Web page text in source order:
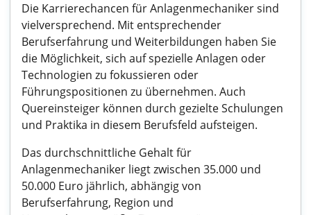
Die Karrierechancen für Anlagenmechaniker sind
vielversprechend. Mit entsprechender
Berufserfahrung und Weiterbildungen haben Sie
die Möglichkeit, sich auf spezielle Anlagen oder
Technologien zu fokussieren oder
Führungspositionen zu übernehmen. Auch
Quereinsteiger können durch gezielte Schulungen
und Praktika in diesem Berufsfeld aufsteigen.
Das durchschnittliche Gehalt für
Anlagenmechaniker liegt zwischen 35.000 und
50.000 Euro jährlich, abhängig von
Berufserfahrung, Region und